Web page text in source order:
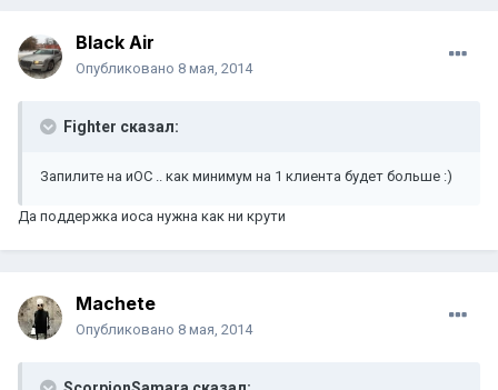
Black Air
Опубликовано 8 мая, 2014
Fighter сказал:
Запилите на иОС .. как минимум на 1 клиента будет больше :)
Да поддержка иоса нужна как ни крути
Machete
Опубликовано 8 мая, 2014